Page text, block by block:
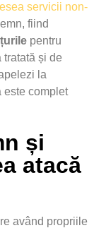
servicii non-
fiind
pentru
și de
la
este complet
și
atacă
având propriile